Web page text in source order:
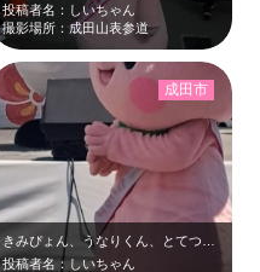
投稿者名：しいちゃん
撮影場所：成田山表参道
投稿者名：しいちゃん
成田市